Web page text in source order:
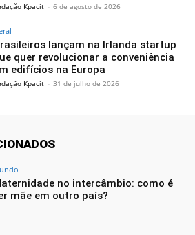
Kpacit - 6 de agosto de 2026
lançam na Irlanda startup
quer revolucionar a conveniência
edifícios na Europa
Kpacit - 31 de julho de 2026
no intercâmbio: como é
mãe em outro país?